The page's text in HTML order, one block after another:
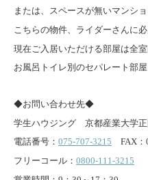
または、スペースが無いマンシ
こちらの物件、ライダーさんに
現在ご入居いただける部屋は全
お風呂トイレ別のセパレート部
◆お問い合わせ先◆
学生ハウジング 京都産業大学
電話番号： 075-707-3215 FAX：
フリーコール： 0800-111-3215